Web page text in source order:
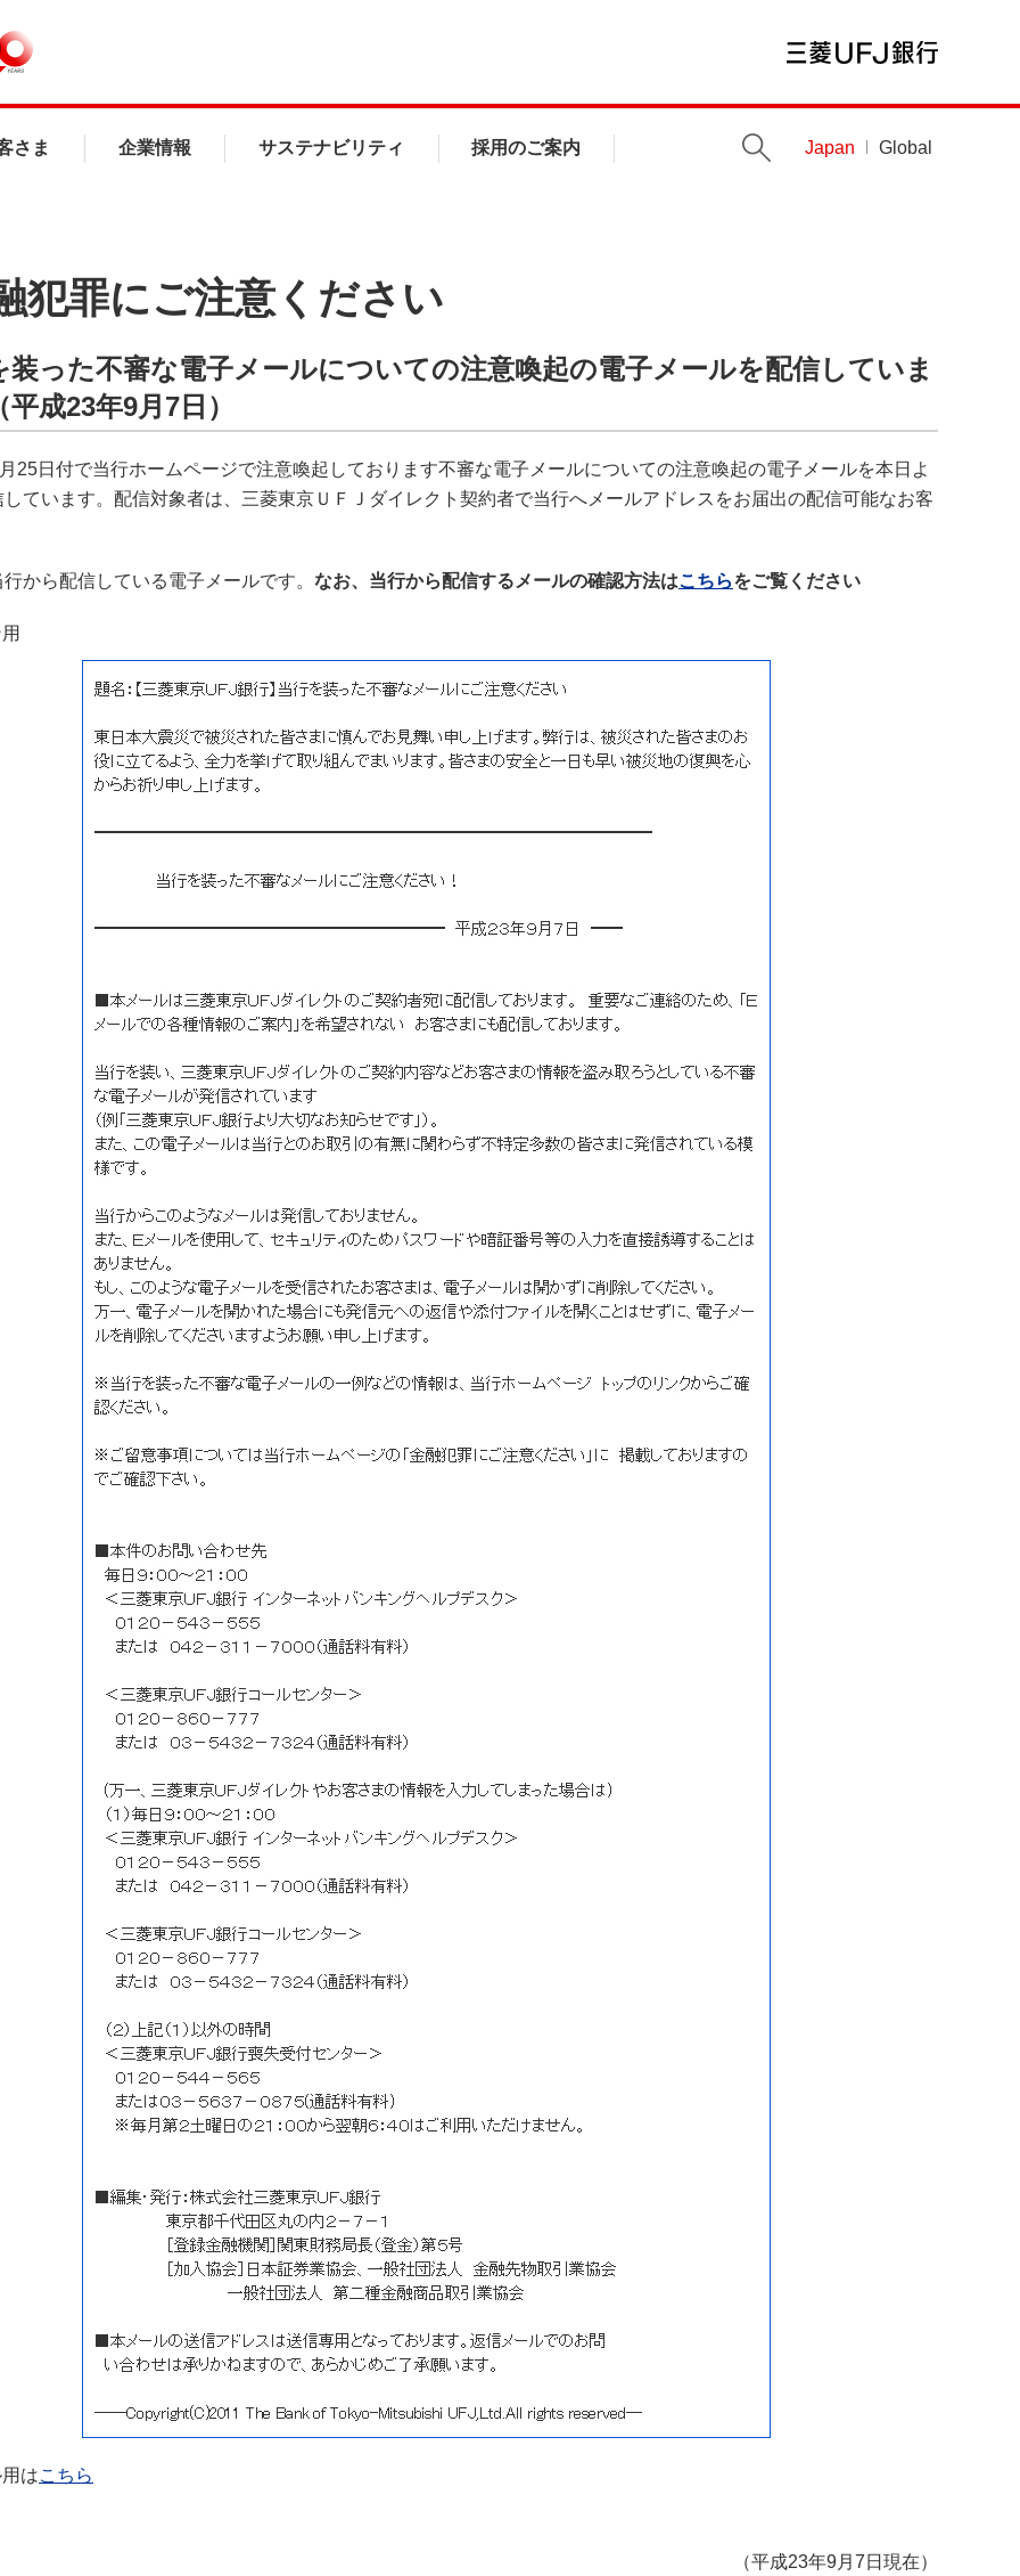
さま 企業情報 サステナビリティ 採用のご案内 Japan Global
犯罪にご注意ください
装った不審な電子メールについての注意喚起の電子メールを配信していま
成23年9月7日）
25日付で当行ホームページで注意喚起しております不審な電子メールについての注意喚起の電子メールを本日よ
ています。配信対象者は、三菱東京ＵＦＪダイレクト契約者で当行へメールアドレスをお届出の配信可能なお客
から配信している電子メールです。 なお、当行から配信するメールの確認方法はこちらをご覧ください
はこちら
（平成23年9月7日現在）